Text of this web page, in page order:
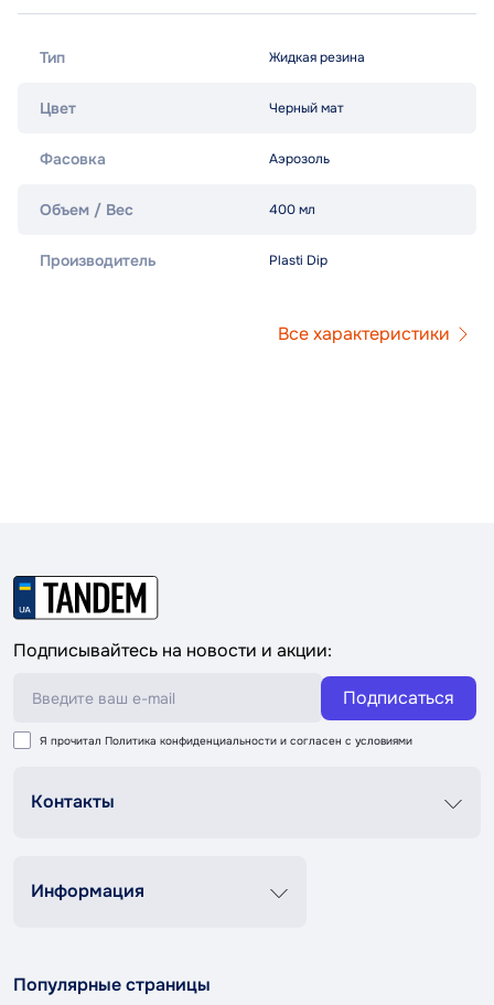
Тип Жидкая резина
Цвет Черный мат
Фасовка Аэрозоль
Объем / Вес 400 мл
Производитель Plasti Dip
Все характеристики
Подписывайтесь на новости и акции:
Подписаться
Я прочитал Политика конфиденциальности и согласен с условиями
Контакты
Сб-Вс 9:00-18:00
Информация
Доставка и оплата
Популярные страницы